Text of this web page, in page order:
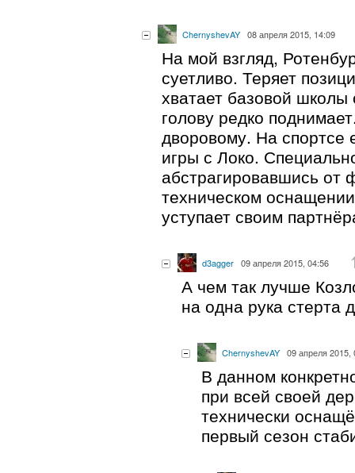
ChernyshevAY 08 апреля 2015, 14:09
На мой взгляд,
суетливо. Теряет
хватает базовой
голову редко
дворовому. На спортсе
игры с Локо.
абстрагировавшись от
техническом
уступает своим
d3agger 09 апреля 2015, 04:56
А чем так лучше
на одна рука стерта
ChernyshevAY 09 апреля 2015,
В данном
при всей своей
технически
первый сезон